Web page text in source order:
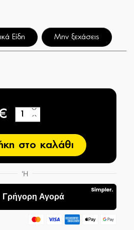
Είδη Μην ξεχάσεις
−
+
στο καλάθι